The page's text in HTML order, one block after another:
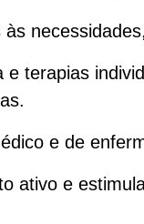
terapias
e de
ativo e